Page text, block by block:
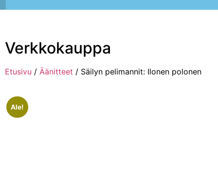
Verkkokauppa
Etusivu / Äänitteet / Säilyn pelimannit: Ilonen polonen
Ale!